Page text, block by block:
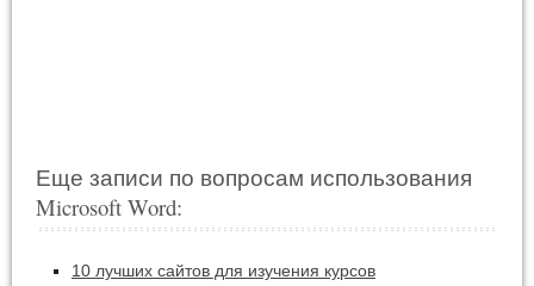
Еще записи по вопросам использования
Microsoft Word:
10 лучших сайтов для изучения курсов